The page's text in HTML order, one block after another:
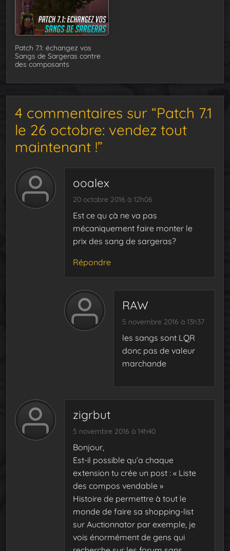
Patch 7.1: échangez vos
Sangs de Sargeras contre
des composants
4 commentaires sur “Patch 7.1
le 26 octobre: vendez tout
maintenant !”
ooalex
20 octobre 2016 à 12h06
Est ce qu çà ne va pas
mécaniquement faire monter le
prix des sang de sargeras?
Répondre
RAW
5 novembre 2016 à 13h37
les sangs sont LQR
donc pas de valeur
marchande
zigrbut
5 novembre 2016 à 14h40
Bonjour,
Est-il possible qu’a chaque
extension tu crée un post : « Liste
des compos vendable »
Histoire de permettre à tout le
monde de faire sa shopping-list
sur Auctionnator par exemple, je
vois énormément de gens qui